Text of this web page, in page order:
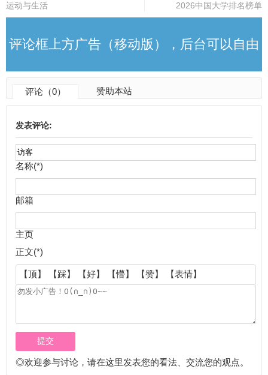
运动与生活
2026中国大学排名榜单
评论框上方广告（移动版），后台可以自由
更改
评论（0） 赞助本站
发表评论:
名称(*)
邮箱
主页
正文(*)
【顶】 【踩】 【好】 【懵】 【赞】 【表情】
◎欢迎参与讨论，请在这里发表您的看法、交流您的观点。